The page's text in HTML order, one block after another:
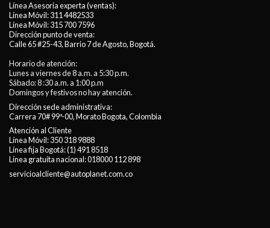
Línea Asesoría experta (ventas):
Línea Móvil:311 4482533
Línea Móvil:315 700 7596
Dirección punto de venta:
Calle 65 #25-43, Barrio 7 de Agosto, Bogotá.
Horario de atención:
Lunes a viernes de 8 a.m. a 5:30 p.m.
Sábado: 8 :30 a.m. a 1:00 p.m
Domingos y festivos no hay atención.
Dirección sede administrativa:
Carrera 70# 99ª-00, Morato Bogota, Colombia
Atención al Cliente
Línea Móvil:350 318 9888
Línea fija Bogotá:(1) 491 8518
Línea gratuita nacional:018000 112 898
servicioalcliente@autoplanet.com.co